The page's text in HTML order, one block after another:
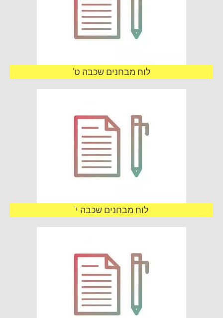
לוח מבחנים שכבה ט'
לוח מבחנים שכבה י'